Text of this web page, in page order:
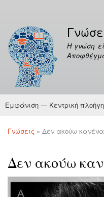
λογαριασμού
χρήστη
Η γνώση
Κεντρική
Εμφάνιση — Κεντρική
Γνώσεις
Αποφθέγματα
Breadcrumb
Γνώσεις Δεν ακούω
Δεν ακούω